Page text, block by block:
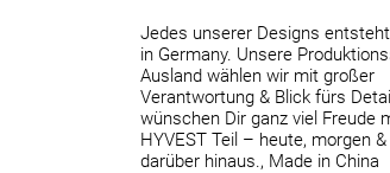
Jedes unserer Designs
in Germany. Unsere
Ausland wählen wir mit großer
Verantwortung & Blick fürs
wünschen Dir ganz viel Freude
HYVEST Teil – heute, morgen
darüber hinaus., Made in China